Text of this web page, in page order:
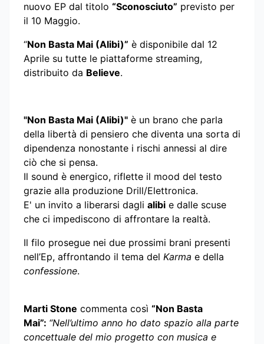
nuovo EP dal titolo “Sconosciuto” previsto per
il 10 Maggio.
“Non Basta Mai (Alibi)” è disponibile dal 12
Aprile su tutte le piattaforme streaming,
distribuito da Believe.
"Non Basta Mai (Alibi)" è un brano che parla
della libertà di pensiero che diventa una sorta di
dipendenza nonostante i rischi annessi al dire
ciò che si pensa.
Il sound è energico, riflette il mood del testo
grazie alla produzione Drill/Elettronica.
E' un invito a liberarsi dagli alibi e dalle scuse
che ci impediscono di affrontare la realtà.
Il filo prosegue nei due prossimi brani presenti
nell’Ep, affrontando il tema del Karma e della
confessione.
Marti Stone commenta così “Non Basta
Mai”: “Nell’ultimo anno ho dato spazio alla parte
concettuale del mio progetto con musica e